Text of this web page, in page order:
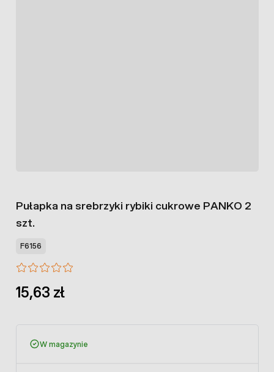
Pułapka na srebrzyki rybiki cukrowe PANKO 2
szt.
F6156
15,63 zł
W magazynie